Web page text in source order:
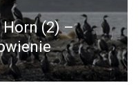
(2) –